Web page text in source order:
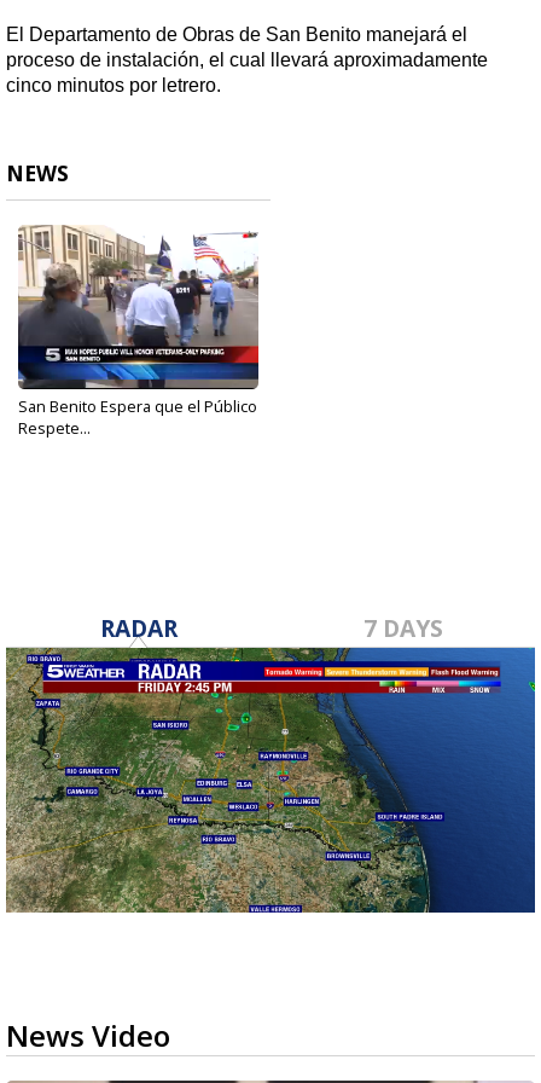
El Departamento de Obras de San Benito manejará el
proceso de instalación, el cual llevará aproximadamente
cinco minutos por letrero.
NEWS
San Benito Espera que el Público
Respete...
RADAR 7 DAYS
News Video